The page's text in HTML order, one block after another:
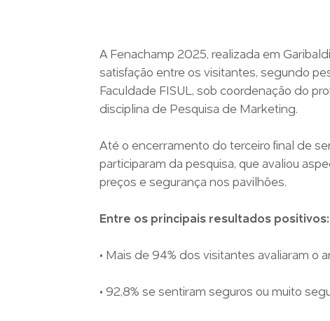
A Fenachamp 2025, realizada em
satisfação entre os visitantes, segundo
Faculdade FISUL, sob coordenação do
disciplina de Pesquisa de Marketing.
Até o encerramento do terceiro final de
participaram da pesquisa, que avaliou
preços e segurança nos pavilhões.
Entre os principais resultados positivos:
• Mais de 94% dos visitantes avaliaram o
• 92,8% se sentiram seguros ou muito